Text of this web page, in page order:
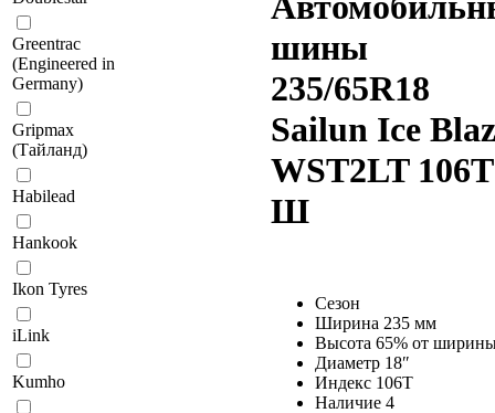
Greentrac
(Engineered in
Germany)
Gripmax
(Тайланд)
Habilead
Hankook
Ikon Tyres
iLink
Kumho
шины
235/65R18
Sailun Ice
WST2LT 106T
Ш
Сезон
Ширина 235 мм
Высота 65% от
Диаметр 18″
Индекс 106T
Наличие 4